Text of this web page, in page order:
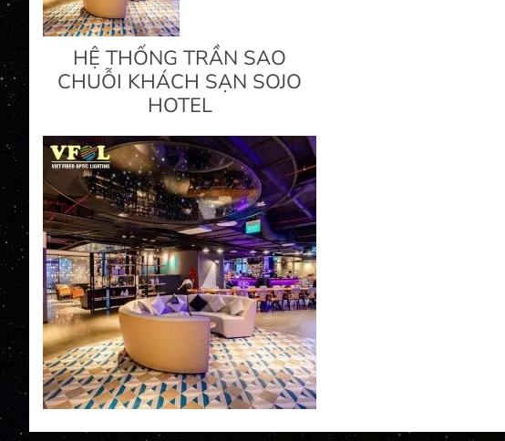
HỆ THỐNG TRẦN SAO
CHUỖI KHÁCH SẠN SOJO
HOTEL